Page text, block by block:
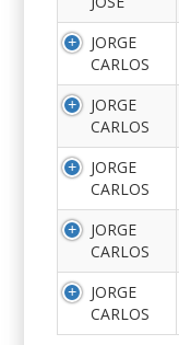
JORGE
CARLOS
JORGE
CARLOS
JORGE
CARLOS
JORGE
CARLOS
JORGE
CARLOS